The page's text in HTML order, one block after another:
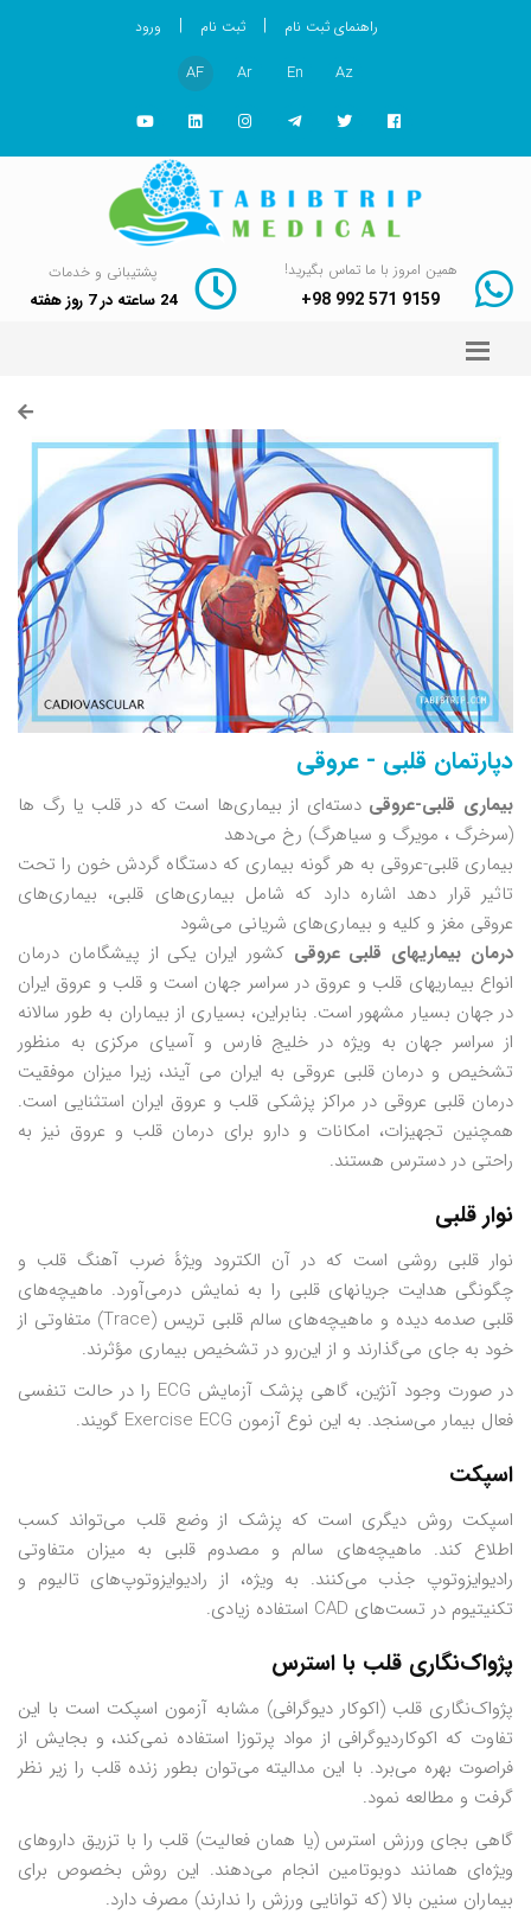
راهنمای ثبت نام | ثبت نام | ورود
Az
En
Ar
AF
همین امروز با ما تماس بگیرید!
+98 992 571 9159
پشتیبانی و خدمات
24 ساعته در 7 روز هفته
دپارتمان قلبی - عروقی
بیماری قلبی-عروقی دسته‌ای از بیماری‌ها است که در قلب یا رگ ها
(سرخرگ ، مویرگ و سیاهرگ) رخ می‌دهد
بیماری قلبی-عروقی به هر گونه بیماری که دستگاه گردش خون را تحت
تاثیر قرار دهد اشاره دارد که شامل بیماری‌های قلبی، بیماری‌های
عروقی مغز و کلیه و بیماری‌های شریانی می‌شود
درمان بیماریهای قلبی عروقی کشور ایران یکی از پیشگامان درمان
انواع بیماریهای قلب و عروق در سراسر جهان است و قلب و عروق ایران
در جهان بسیار مشهور است. بنابراین، بسیاری از بیماران به طور سالانه
از سراسر جهان به ویژه در خلیج فارس و آسیای مرکزی به منظور
تشخیص و درمان قلبی عروقی به ایران می آیند، زیرا میزان موفقیت
درمان قلبی عروقی در مراکز پزشکی قلب و عروق ایران استثنایی است.
همچنین تجهیزات، امکانات و دارو برای درمان قلب و عروق نیز به
راحتی در دسترس هستند.
نوار قلبی
نوار قلبی روشی است که در آن الکترود ویژهٔ ضرب آهنگ قلب و
چگونگی هدایت جریانهای قلبی را به نمایش درمی‌آورد. ماهیچه‌های
قلبی صدمه دیده و ماهیچه‌های سالم قلبی تریس (Trace) متفاوتی از
خود به جای می‌گذارند و از این‌رو در تشخیص بیماری مؤثرند.
در صورت وجود آنژین، گاهی پزشک آزمایش ECG را در حالت تنفسی
فعال بیمار می‌سنجد. به این نوع آزمون Exercise ECG گویند.
اسپکت
اسپکت روش دیگری است که پزشک از وضع قلب می‌تواند کسب
اطلاع کند. ماهیچه‌های سالم و مصدوم قلبی به میزان متفاوتی
رادیوایزوتوپ جذب می‌کنند. به ویژه، از رادیوایزوتوپ‌های تالیوم و
تکنیتیوم در تست‌های CAD استفاده زیادی.
پژواک‌نگاری قلب با استرس
پژواک‌نگاری قلب (اکوکار دیوگرافی) مشابه آزمون اسپکت است با این
تفاوت که اکوکاردیوگرافی از مواد پرتوزا استفاده نمی‌کند، و بجایش از
فراصوت بهره می‌برد. با این مدالیته می‌توان بطور زنده قلب را زیر نظر
گرفت و مطالعه نمود.
گاهی بجای ورزش استرس (یا همان فعالیت) قلب را با تزریق داروهای
ویژه‌ای همانند دوبوتامین انجام می‌دهند. این روش بخصوص برای
بیماران سنین بالا (که توانایی ورزش را ندارند) مصرف دارد.